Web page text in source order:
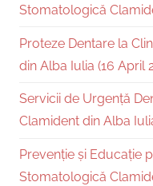
Stomatologică
Proteze Dentare la
din Alba Iulia (16 April
Servicii de Urgență
Clamident din Alba
Prevenție și Educație
Stomatologică